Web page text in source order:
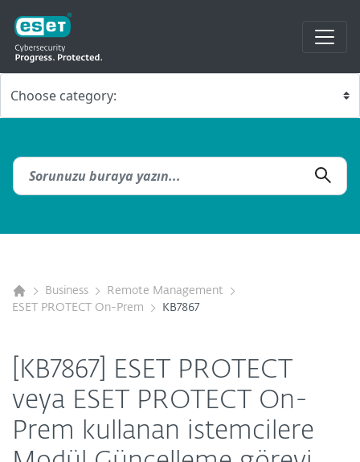
Business
Remote Management
ESET PROTECT On-Prem
KB7867
[KB7867] ESET PROTECT
veya ESET PROTECT On-
Prem kullanan istemcilere